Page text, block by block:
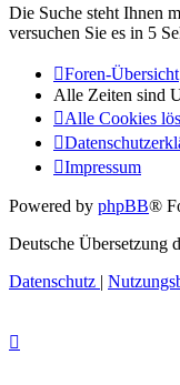
Die Suche steht Ihnen
versuchen Sie es in 5
Foren-Übersicht
Alle Zeiten sind
Alle Cookies
Impressum
Powered by phpBB®
Deutsche Übersetzung
Datenschutz |